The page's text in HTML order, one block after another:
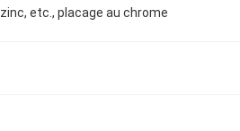
etc., placage au chrome